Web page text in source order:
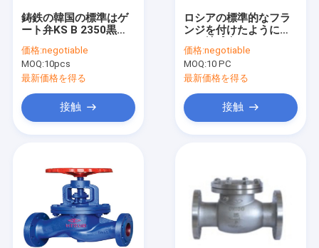
鋳鉄の韓国の標準はゲ
ート弁KS B 2350黒い
を付けたようになった
価格:negotiable
MOQ:10pcs
最新価格を得る
接触
ロシアの標準的なフラ
ンジを付けたようにな
Mpaの上昇の茎WCB
価格:negotiable
MOQ:10 PC
最新価格を得る
接触